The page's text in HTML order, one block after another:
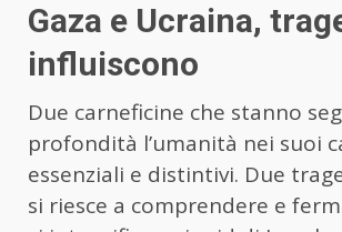
Gaza e Ucraina,
influiscono
Due carneficine che stanno
profondità l’umanità nei suoi
essenziali e distintivi. Due
si riesce a comprendere e